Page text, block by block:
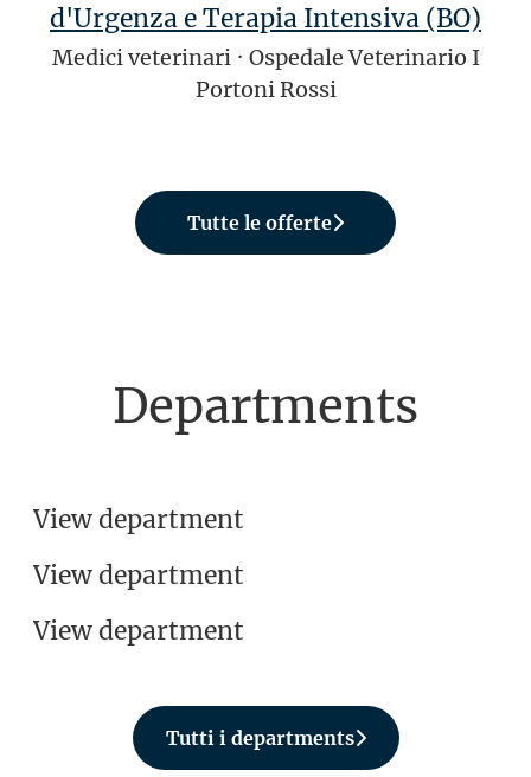
d'Urgenza e Terapia Intensiva (BO)
Medici veterinari · Ospedale Veterinario I
Portoni Rossi
Tutte le offerte
Departments
Medici veterinari
View department
View department
tempo determinato: per
View department
Tutti i departments